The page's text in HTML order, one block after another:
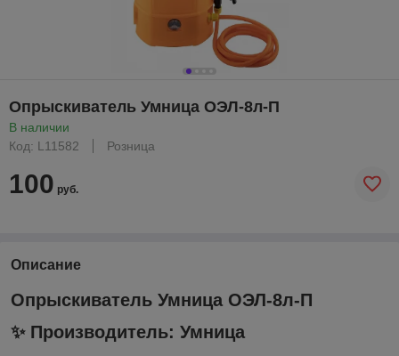
Опрыскиватель Умница ОЭЛ-8л-П
В наличии
Код: L11582
Розница
100 руб.
Описание
Опрыскиватель Умница ОЭЛ-8л-П
✨ Производитель: Умница